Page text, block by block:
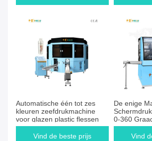
Automatische één tot zes
kleuren zeefdrukmachine
voor glazen plastic flessen
Vind de beste prijs
De enige
0-360
Producten
Vind